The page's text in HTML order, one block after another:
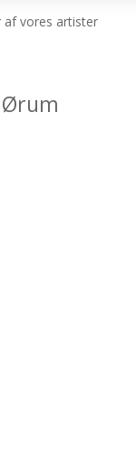
af vores artister
Ørum